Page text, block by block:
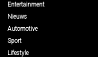
Entertainment
Nieuws
Automotive
Sport
Lifestyle